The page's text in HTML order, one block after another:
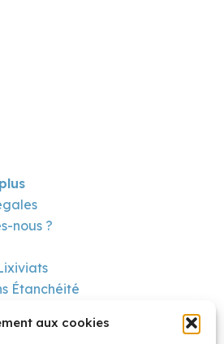
aux cookies
nous ?
Étanchéité